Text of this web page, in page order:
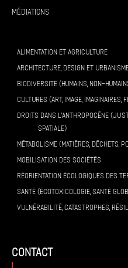
Médiations
ALIMENTATION ET AGRICULTURE
ARCHITECTURE, DESIGN ET
BIODIVERSITÉ (HUMAINS, NON-
CULTURES (ART, IMAGE, IMAGINAIRES,
DROITS DANS L’ANTHROPOCÈNE
SPATIALE)
MÉTABOLISME (MATIÈRES, DÉCHETS,
MOBILISATION DES SOCIÉTÉS
RÉORIENTATION ÉCOLOGIQUES DES
SANTÉ (ÉCOTOXICOLOGIE, SANTÉ
VULNÉRABILITÉ, CATASTROPHES,
contact